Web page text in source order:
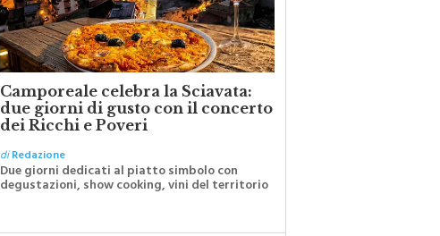
Camporeale celebra la Sciavata:
due giorni di gusto con il concerto
dei Ricchi e Poveri
diRedazione
Due giorni dedicati al piatto simbolo con
degustazioni, show cooking, vini del territorio